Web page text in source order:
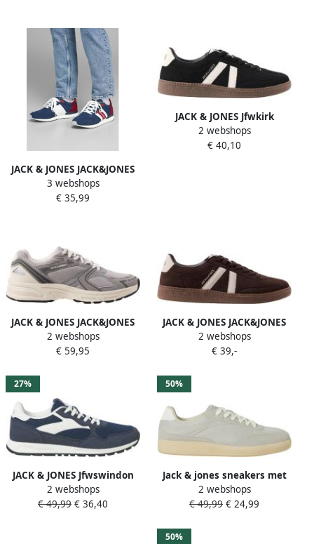
JACK & JONES JACK&JONES
FOOTWEAR JFWSTELLAR
MESH MAJOLICA BLUE
3 webshops
€ 35,99
JACK & JONES Jfwkirk
imitatieleren sneakers
2 webshops
€ 40,10
JACK & JONES JACK&JONES
JFWASTRA COMBO SNEAKER
NOOS Heren Veterschoenen
2 webshops
€ 59,95
JACK & JONES JACK&JONES
JFWKIRK SNEAKER Heren
Veterschoenen
2 webshops
€ 39,-
27%
JACK & JONES Jfwswindon
Combo Sneaker Noos
sneakers meerkleurig
2 webshops
€ 49,99 € 36,40
50%
Jack & jones sneakers met
vetersluiting en rubberzool
model 'SUMMIT'
2 webshops
€ 49,99 € 24,99
50%